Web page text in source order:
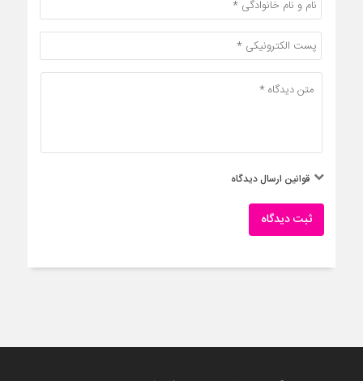
قوانین ارسال دیدگاه
ثبت دیدگاه